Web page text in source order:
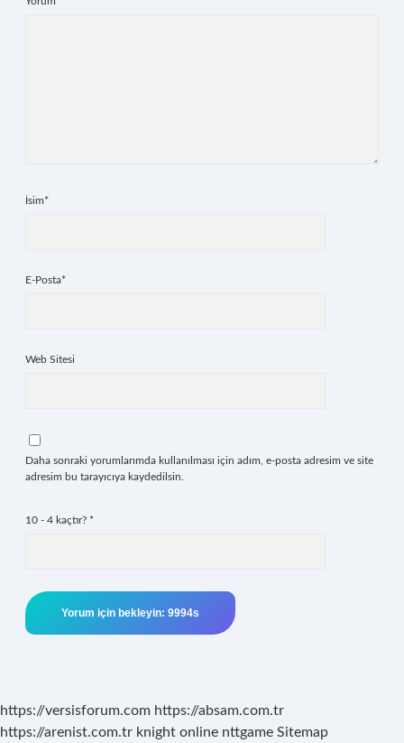
İsim*
E-Posta*
Web Sitesi
Daha sonraki yorumlarımda kullanılması için adım, e-posta adresim ve site
adresim bu tarayıcıya kaydedilsin.
10 - 4 kaçtır? *
https://versisforum.com https://absam.com.tr
https://arenist.com.tr knight online nttgame Sitemap